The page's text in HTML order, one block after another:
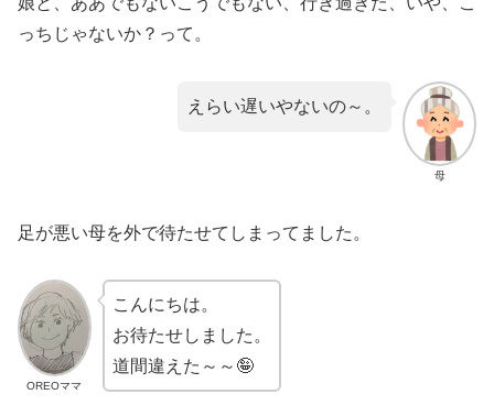
っちじゃないか？って。
母
えらい遅いやないの～。
足が悪い母を外で待たせてしまってました。
OREOママ
こんにちは。
お待たせしました。
道間違えた～～🤪